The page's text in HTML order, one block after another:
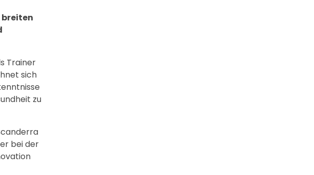
breiten
Trainer
sich
zu
bei der